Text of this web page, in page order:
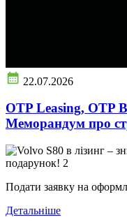
22.07.2026
OTP Leasing, OTP
Меморандум про
Подати заявку на
Детальніше